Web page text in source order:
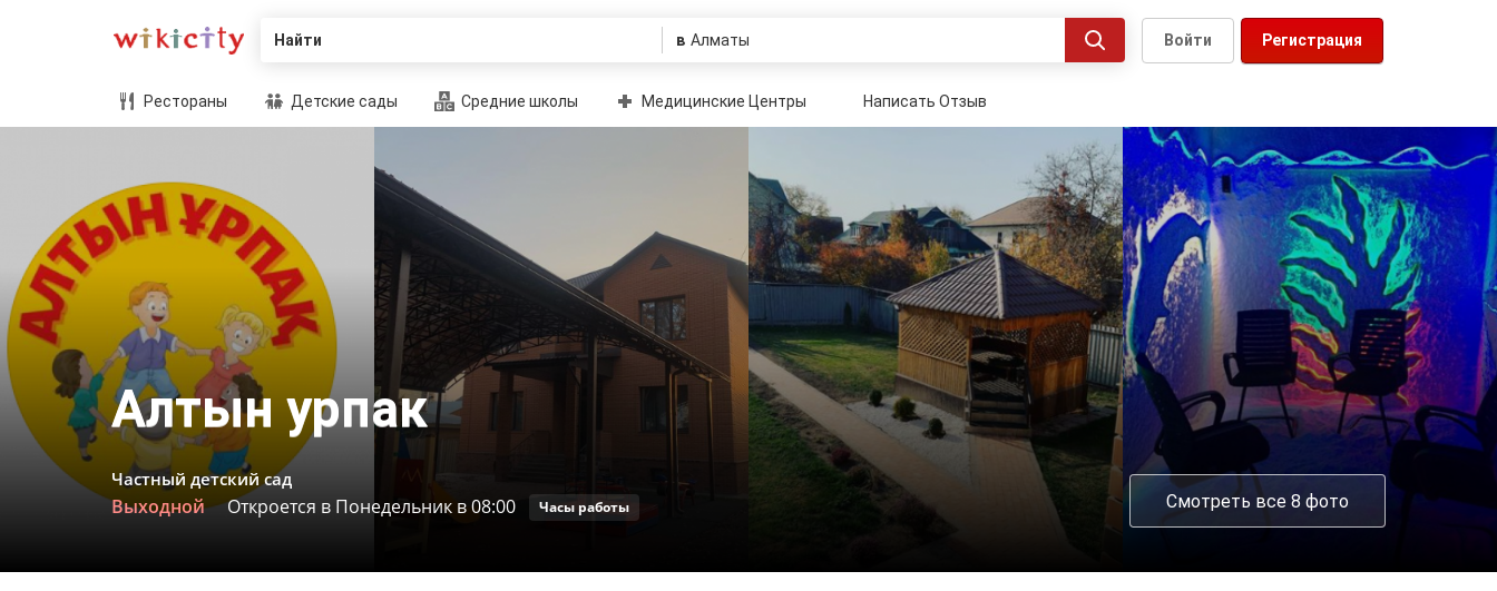
Найти в Регистрация
Войти
Рестораны Детские сады Средние школы Медицинские Центры Написать Отзыв
Алтын урпак
Частный детский сад
Выходной Откроется в Понедельник в 08:00 Часы работы Смотреть все 8 фото